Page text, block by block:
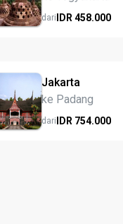
dariIDR458.000
Jakarta
ke Padang
dariIDR 754.000